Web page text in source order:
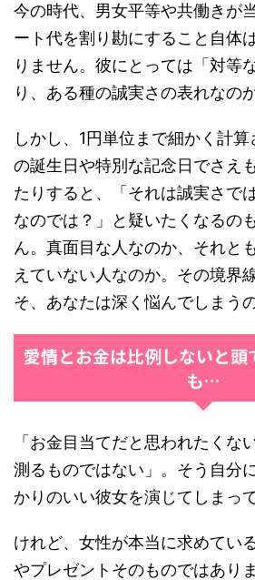
今の時代、男女平等や共働きが
ート代を割り勘にすること自体
りません。彼にとっては「対等
り、ある種の誠実さの表れなの
しかし、1円単位まで細かく計
の誕生日や特別な記念日でさえ
たりすると、「それは誠実さで
なのでは？」と疑いたくなるの
ん。真面目な人なのか、それと
えていない人なのか。その境界
そ、あなたは深く悩んでしまう
愛情とお金は比例しないと頭
も…
「お金目当てだと思われたくな
測るものではない」。そう自分
かりのいい彼女を演じてしまっ
けれど、女性が本当に求めてい
やプレゼントそのものではありま